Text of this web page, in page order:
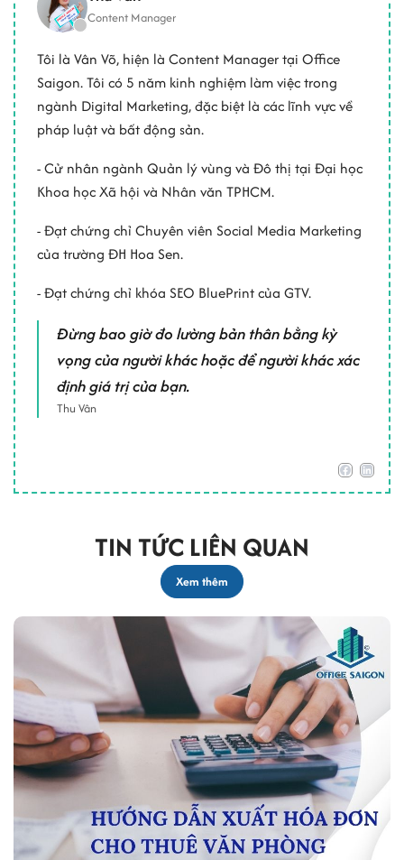
Content Manager
Tôi là Vân Võ, hiện là Content Manager tại Office
Saigon. Tôi có 5 năm kinh nghiệm làm việc trong
ngành Digital Marketing, đặc biệt là các lĩnh vực về
pháp luật và bất động sản.
- Cử nhân ngành Quản lý vùng và Đô thị tại Đại học
Khoa học Xã hội và Nhân văn TPHCM.
- Đạt chứng chỉ Chuyên viên Social Media Marketing
của trường ĐH Hoa Sen.
- Đạt chứng chỉ khóa SEO BluePrint của GTV.
Đừng bao giờ đo lường bản thân bằng kỳ
vọng của người khác hoặc để người khác xác
định giá trị của bạn.
Thu Vân
TIN TỨC LIÊN QUAN
Xem thêm